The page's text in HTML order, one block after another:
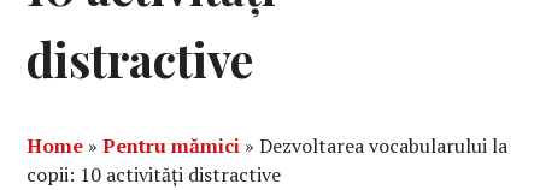
distractive
Home »Pentru mămici »Dezvoltarea vocabularului la
copii: 10 activități distractive